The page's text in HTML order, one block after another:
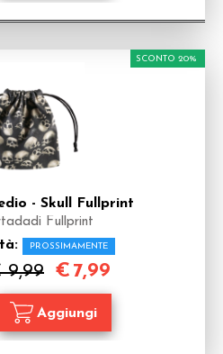
- Skull Fullprint
Fullprint
PROSSIMAMENTE
9,99
SCONTO 20%
€ 7,99